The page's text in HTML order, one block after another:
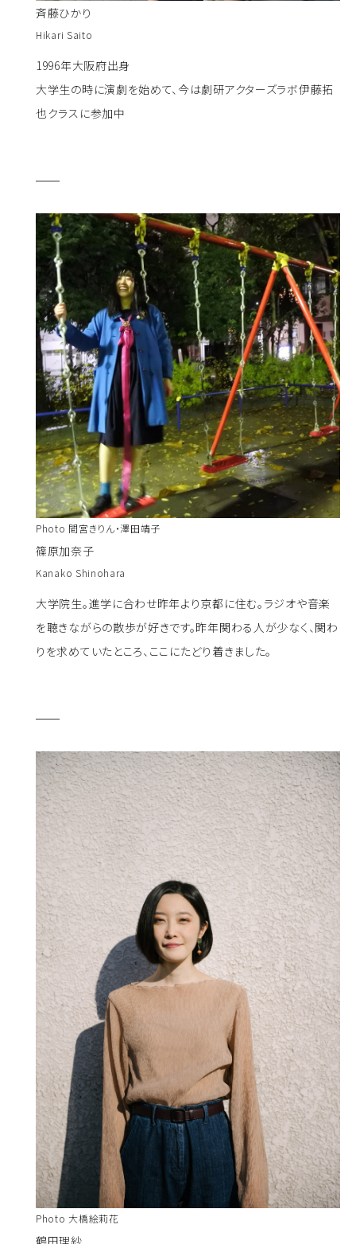
斉藤ひかり
Hikari Saito
1996年大阪府出身
大学生の時に演劇を始めて、今は劇研アクターズラボ伊藤拓
也クラスに参加中
Photo 間宮きりん・澤田靖子
篠原加奈子
Kanako Shinohara
大学院生。進学に合わせ昨年より京都に住む。ラジオや音楽
を聴きながらの散歩が好きです。昨年関わる人が少なく、関わ
りを求めていたところ、ここにたどり着きました。
Photo 大橋絵莉花
鶴田理紗